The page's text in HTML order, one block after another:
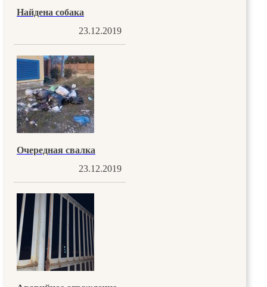
Найдена собака
23.12.2019
Очередная свалка
23.12.2019